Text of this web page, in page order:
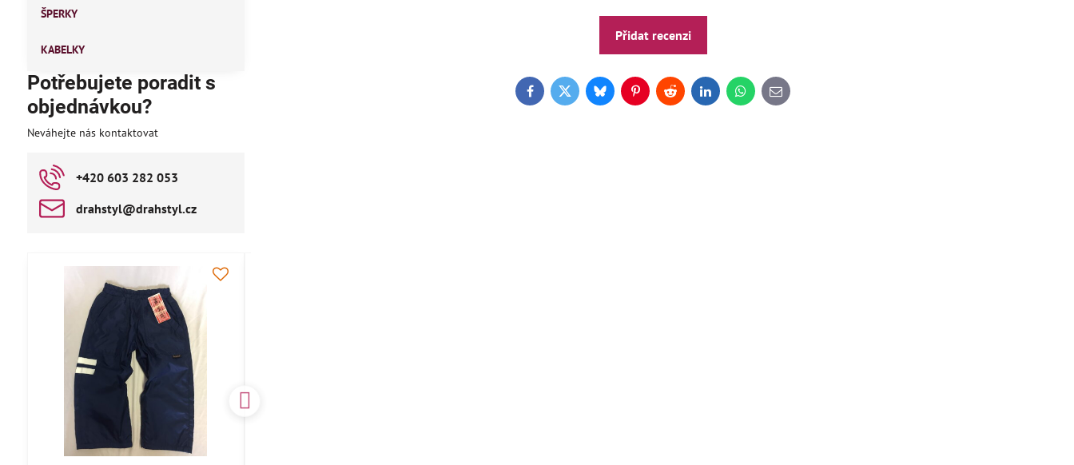
Přidat recenzi
FacebookTwitterBlueskyPinterestRedditLinkedInWhatsApp
E-
mail
ŠPERKY
KABELKY
Potřebujete poradit s
objednávkou?
Neváhejte nás kontaktovat
+420 603 282 053
drahstyl​@drahstyl​.cz